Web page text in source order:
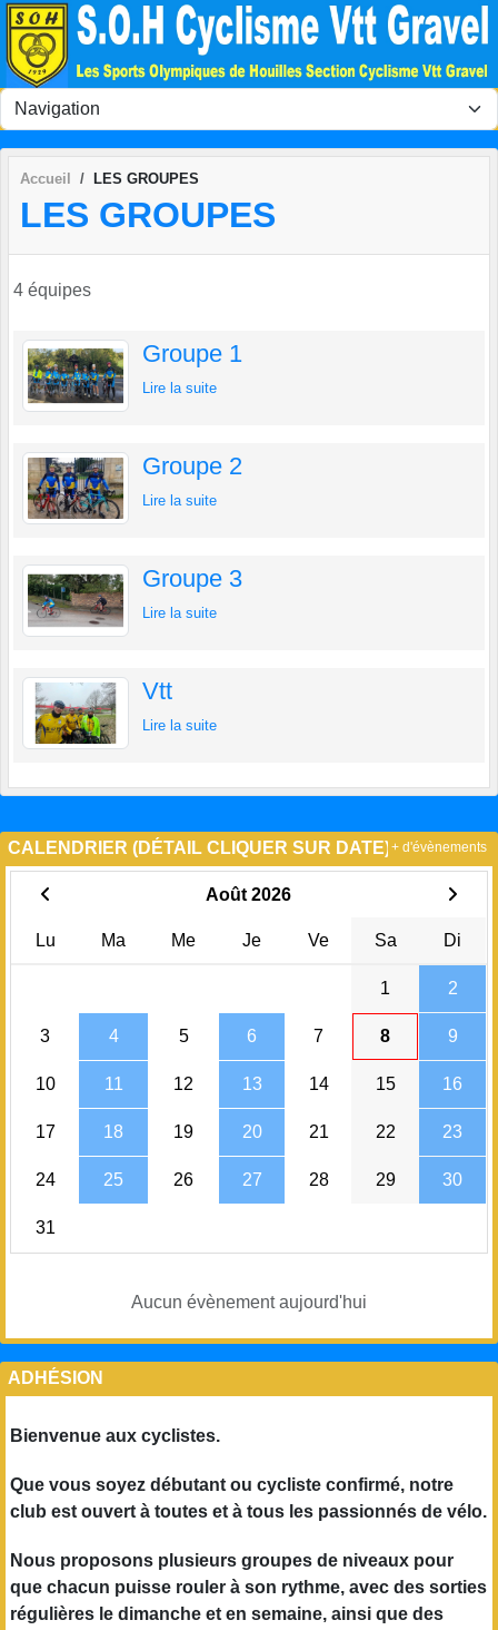
Accueil LES GROUPES
LES GROUPES
4 équipes
Groupe 1
Lire la suite
Groupe 2
Lire la suite
Groupe 3
Lire la suite
Vtt
Lire la suite
CALENDRIER (DÉTAIL CLIQUER SUR DATE)
Août 2026
Lu Ma Me Je Ve Sa Di
1 2
3 4 5 6 7 8 9
10 11 12 13 14 15 16
17 18 19 20 21 22 23
24 25 26 27 28 29 30
31
Aucun évènement aujourd'hui
+ d'évènements
ADHÉSION
Bienvenue aux cyclistes.
Que vous soyez débutant ou cycliste confirmé, notre
club est ouvert à toutes et à tous les passionnés de vélo.
Nous proposons plusieurs groupes de niveaux pour
que chacun puisse rouler à son rythme, avec des sorties
régulières le dimanche et en semaine, ainsi que des
Panneau de gestion des cookies